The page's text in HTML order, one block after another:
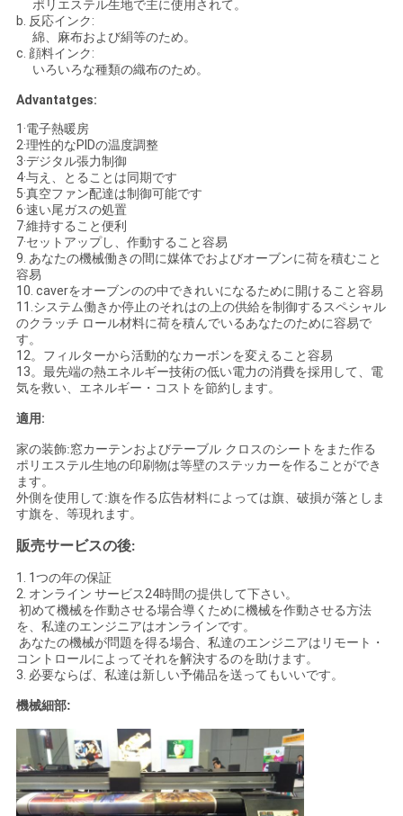
ポ
リ
シ
ー
ポリエステル生地で主に使用されて。
b. 反応インク:
綿、麻布および絹等のため。
c. 顔料インク:
いろいろな種類の織布のため。
Advantatges:
1·電子熱暖房
2·理性的なPIDの温度調整
3·デジタル張力制御
4·与え、とることは同期です
5·真空ファン配達は制御可能です
6·速い尾ガスの処置
7·維持すること便利
7·セットアップし、作動すること容易
9. あなたの機械働きの間に媒体でおよびオーブンに荷を積むこと
容易
10. caverをオーブンのの中できれいになるために開けること容易
11.システム働きか停止のそれはの上の供給を制御するスペシャル
のクラッチ ロール材料に荷を積んでいるあなたのために容易で
す。
12。フィルターから活動的なカーボンを変えること容易
13。最先端の熱エネルギー技術の低い電力の消費を採用して、電
気を救い、エネルギー・コストを節約します。
適用:
家の装飾:窓カーテンおよびテーブル クロスのシートをまた作る
ポリエステル生地の印刷物は等壁のステッカーを作ることができ
ます。
外側を使用して:旗を作る広告材料によっては旗、破損が落としま
す旗を、等現れます。
販売サービスの後:
1. 1つの年の保証
2. オンライン サービス24時間の提供して下さい。
初めて機械を作動させる場合導くために機械を作動させる方法
を、私達のエンジニアはオンラインです。
あなたの機械が問題を得る場合、私達のエンジニアはリモート・
コントロールによってそれを解決するのを助けます。
3. 必要ならば、私達は新しい予備品を送ってもいいです。
機械細部: